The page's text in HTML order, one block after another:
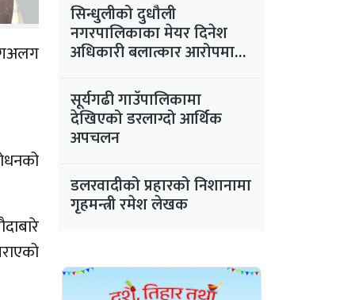
सिन्धुलीको दुधौली
नगरपालिकाका मेयर दिनेश
अधिकारी बलात्कार आरोपमा
फरार
सूर्यगढी गाउँपालिकामा
देखिएको डरलाग्दो आर्थिक
अपचलन
डलरवादीको प्रहारको निशानामा
गृहमन्त्री रमेश लेखक